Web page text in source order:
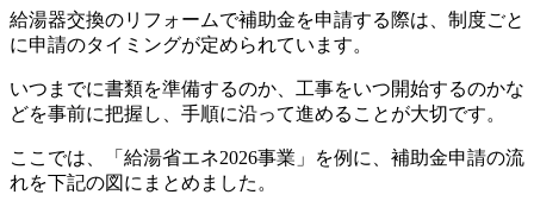
給湯器交換のリフォームで補助金を申請する際は、制度ごと
に申請のタイミングが定められています。
いつまでに書類を準備するのか、工事をいつ開始するのかな
どを事前に把握し、手順に沿って進めることが大切です。
ここでは、「給湯省エネ2026事業」を例に、補助金申請の流
れを下記の図にまとめました。